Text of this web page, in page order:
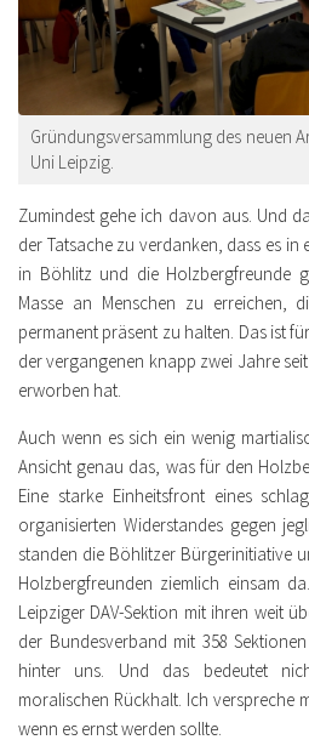
Gründungsversammlung des neuen
Uni Leipzig.
Zumindest gehe ich davon aus. Und
der Tatsache zu verdanken, dass es
in Böhlitz und die Holzbergfreunde
Masse an Menschen zu erreichen,
permanent präsent zu halten. Das ist
der vergangenen knapp zwei Jahre
erworben hat.
Auch wenn es sich ein wenig
Ansicht genau das, was für den
Eine starke Einheitsfront eines
organisierten Widerstandes gegen
standen die Böhlitzer Bürgerinitiative
Holzbergfreunden ziemlich einsam
Leipziger DAV-Sektion mit ihren weit
der Bundesverband mit 358
hinter uns. Und das bedeutet
moralischen Rückhalt. Ich verspreche
wenn es ernst werden sollte.